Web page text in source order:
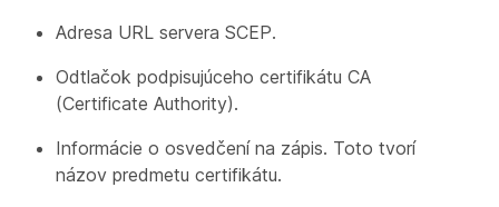
Adresa URL servera SCEP.
Odtlačok podpisujúceho certifikátu CA
(Certificate Authority).
Informácie o osvedčení na zápis. Toto tvorí
názov predmetu certifikátu.